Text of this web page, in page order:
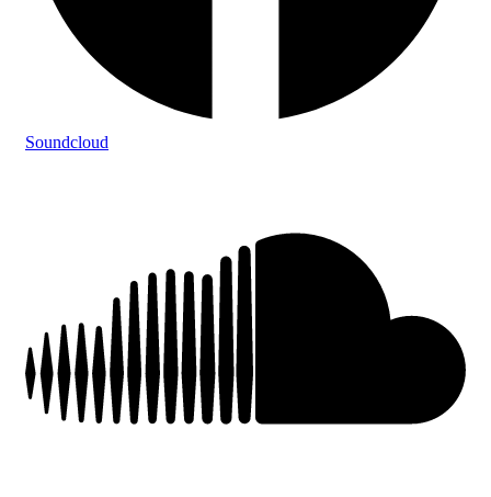
Soundcloud